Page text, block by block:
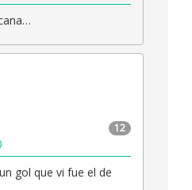
12
gol que vi fue el de